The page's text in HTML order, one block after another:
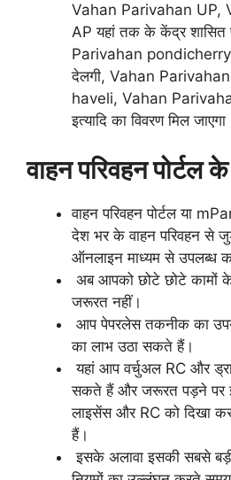
Vahan Parivahan UP,
AP यहां तक के केंद्र
Parivahan
देलगी, Vahan
haveli, Vahan
इत्यादि का विवरण मिल
वाहन परिवहन पोर्टल
वाहन परिवहन पोर्टल या
देश भर के वाहन परिवहन से
ऑनलाइन माध्यम से उपलब्ध
अब आपको छोटे छोटे कामों
जरूरत नहीं।
आप पेपरलेस तकनीक का
का लाभ उठा सकते हैं।
यहां आप वर्चुअल RC और
सकते हैं और जरूरत पड़ने पर
लाइसेंस और RC को दिखा
हैं।
इसके अलावा इसकी सबसे